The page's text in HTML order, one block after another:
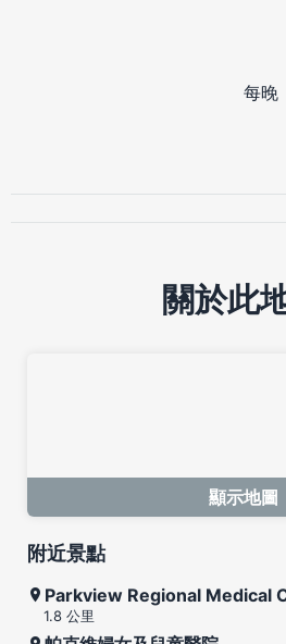
每晚
關於此
顯示地圖
附近景點
Parkview Regional Medical
1.8 公里